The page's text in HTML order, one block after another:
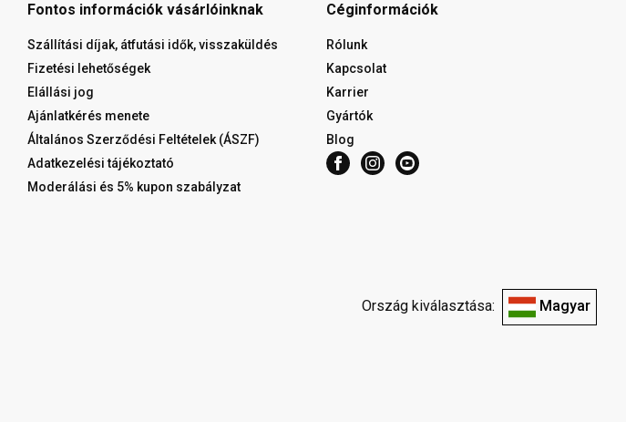
Fontos információk vásárlóinknak
Szállítási díjak, átfutási idők, visszaküldés
Fizetési lehetőségek
Elállási jog
Ajánlatkérés menete
Általános Szerződési Feltételek (ÁSZF)
Adatkezelési tájékoztató
Moderálási és 5% kupon szabályzat
Céginformációk
Rólunk
Kapcsolat
Karrier
Gyártók
Blog
Ország kiválasztása: Magyar